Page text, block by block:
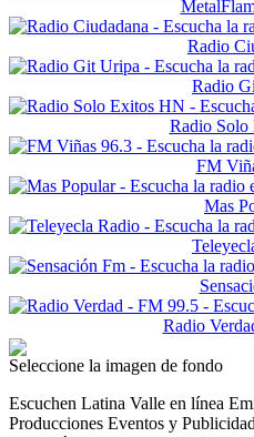
Radio
Radio
Radio
FM
Mas
Radio
Seleccione la imagen de fondo
Escuchen Latina Valle en línea
Producciones Eventos y